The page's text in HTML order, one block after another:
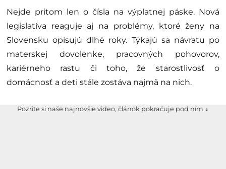
Nejde pritom len o čísla na výplatnej páske. Nová
legislatíva reaguje aj na problémy, ktoré ženy na
Slovensku opisujú dlhé roky. Týkajú sa návratu po
materskej dovolenke, pracovných pohovorov,
kariérneho rastu či toho, že starostlivosť o
domácnosť a deti stále zostáva najmä na nich.
Pozrite si naše najnovšie video, článok pokračuje pod ním ↓